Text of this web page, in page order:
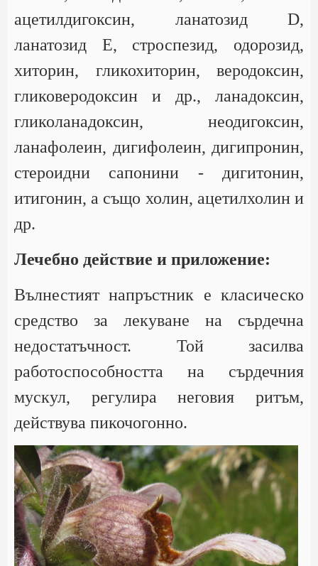
ацетилдигоксин, ланатозид D,
ланатозид Е, строспезид, одорозид,
хиторин, гликохиторин, веродоксин,
гликоверодоксин и др., ланадоксин,
гликоланадоксин, неодигоксин,
ланафолеин, дигифолеин, дигипронин,
стероидни сапонини - дигитонин,
итигонин, а също холин, ацетилхолин и
др.
Лечебно действие и приложение:
Вълнестият напръстник е класическо
средство за лекуване на сърдечна
недостатъчност. Той засилва
работоспособността на сърдечния
мускул, регулира неговия ритъм,
действува пикочогонно.